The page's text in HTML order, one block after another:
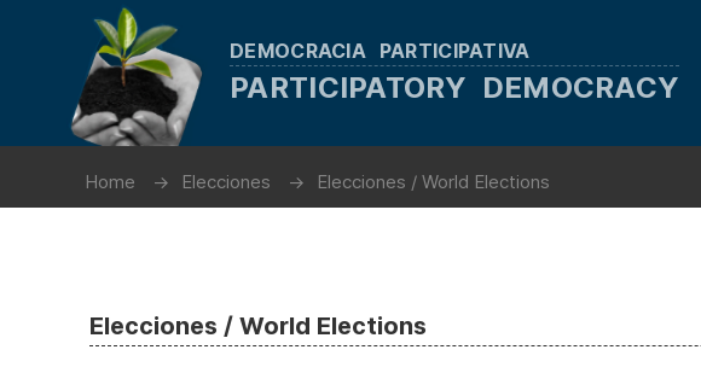
DEMOCRACIA PARTICIPATIVA
PARTICIPATORY DEMOCRACY
Home Elecciones Elecciones / World Elections
Elecciones / World Elections